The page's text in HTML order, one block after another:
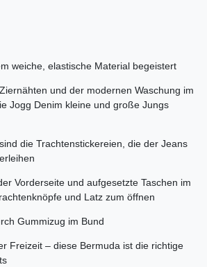
weiche, elastische Material begeistert
und der modernen Waschung im
Jogg Denim kleine und große Jungs
die Trachtenstickereien, die der Jeans
Vorderseite und aufgesetzte Taschen im
und Latz zum öffnen
Gummizug im Bund
Freizeit – diese Bermuda ist die richtige